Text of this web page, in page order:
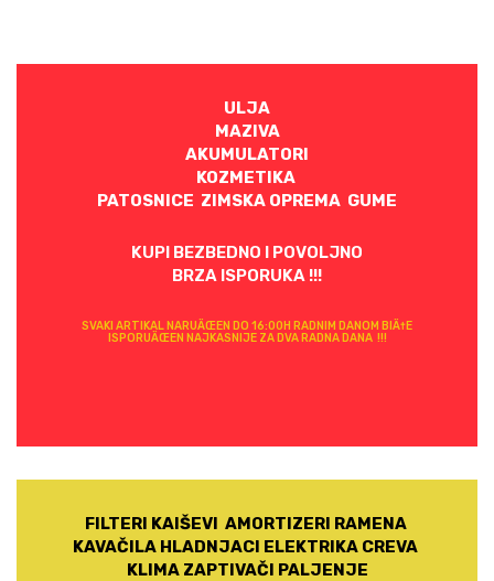
ULJA
MAZIVA
AKUMULATORI
KOZMETIKA
PATOSNICE ZIMSKA OPREMA GUME
KUPI BEZBEDNO I POVOLJNO
BRZA ISPORUKA !!!
SVAKI ARTIKAL NARUÄŒEN DO 16:00H RADNIM DANOM BIÄ†E
ISPORUÄŒEN NAJKASNIJE ZA DVA RADNA DANA !!!
FILTERI KAIŠEVI AMORTIZERI RAMENA
KAVAČILA HLADNJACI ELEKTRIKA CREVA
KLIMA ZAPTIVAČI PALJENJE